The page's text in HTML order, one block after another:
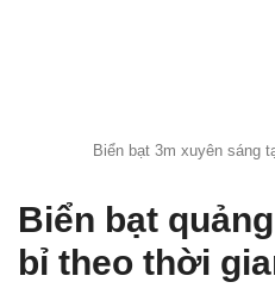
Biển bạt 3m xuyên sáng
Biển bạt
bỉ theo thời